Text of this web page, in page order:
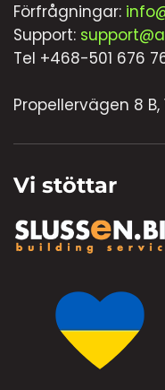
Förfrågningar:
Support:
Tel +468-501 676
Propellervägen 8 B,
Vi stöttar